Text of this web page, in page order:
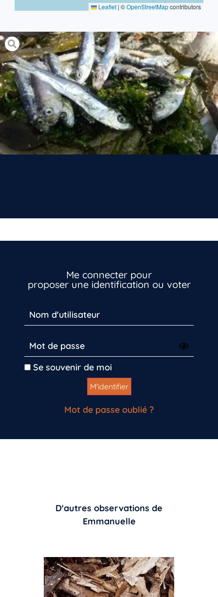
Leaflet | ©OpenStreetMapcontributors
Me connecter pour
proposer une identification ou voter
Se souvenir de moi
Mot de passe oublié ?
D'autres observations de
Emmanuelle
Vous n’êtes pas encore inscrit à Biolit ?
Inscrivez-vous dès maintenant